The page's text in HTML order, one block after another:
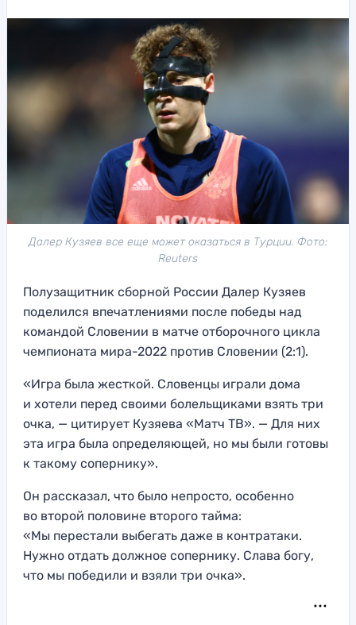
Далер Кузяев все еще может оказаться в Турции. Фото:
Reuters
Полузащитник сборной России Далер Кузяев
поделился впечатлениями после победы над
командой Словении в матче отборочного цикла
чемпионата мира-2022 против Словении (2:1).
«Игра была жесткой. Словенцы играли дома
и хотели перед своими болельщиками взять три
очка, — цитирует Кузяева «Матч ТВ». — Для них
эта игра была определяющей, но мы были готовы
к такому сопернику».
Он рассказал, что было непросто, особенно
во второй половине второго тайма:
«Мы перестали выбегать даже в контратаки.
Нужно отдать должное сопернику. Слава богу,
что мы победили и взяли три очка».